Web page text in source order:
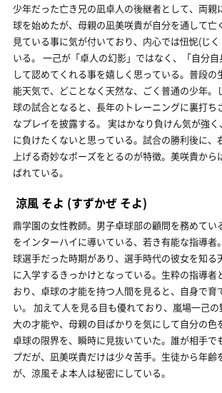
少年だった亡き兄の凪卓人の後継者として、両親
球を始めたが、母親の凪美咲貴が自分を通して亡
見ている事に気が付いており、内心では忸怩(じ
いる。 一己が「卓人の幻影」ではなく、「自分
して認めてくれる事を嬉しく思っている。普段の
能天気で、どことなく天然な、ごく普通の少年。
球の試合となると、長年のトレーニングに裏打ち
なプレイを披露する。 実はかなり負けん気が強
に負けたくないと思っている。試合の勝利後に、
上げる奇妙なポーズをとるのが特徴。美咲貴か
ばれている。
涼風 そよ (すずかぜ そよ)
鼎学園の女性教師。男子卓球部の顧問を務めてい
をインターハイに導いている、若き有能な指導者
球選手だった時期があり、選手時代の彼女を知る
に入学するきっかけとなっている。生粋の指導者
おり、卓球の才能を持つ人間を見ると、自身で育
い。 加えて人を見る目も優れており、嵐場一己
大の才能や、母親の目ばかりを気にして自分の色
卓球の限界を、瞬時に見抜いていた。誰が相手で
プだが、凪美咲貴だけは少々苦手。生徒から年齢
が、涼風そよ本人は秘密にしている。